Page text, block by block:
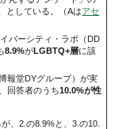
としている。（Aはアセ
バーシティ・ラボ（DD
8.9%がLGBTQ+層に該
報堂DYグループ）が実
回答者のうち10.0%が性
、2.の8.9%と、3.の10.